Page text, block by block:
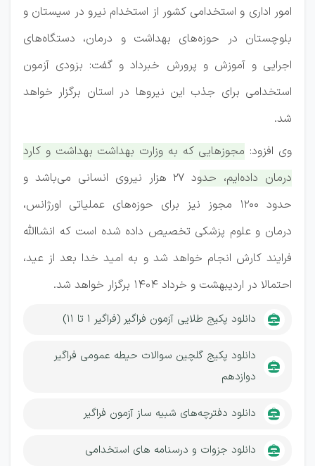
امور اداری و استخدامی کشور از استخدام نیرو در سیستان و
بلوچستان در حوزه‌های بهداشت و درمان، دستگاه‌های
اجرایی و آموزش و پرورش خبرداد و گفت: بزودی آزمون
استخدامی برای جذب این نیروها در استان برگزار خواهد
شد.
وی افزود: مجوزهایی که به وزارت بهداشت بهداشت و کارد
درمان داده‌ایم، حدود 27 هزار نیروی انسانی می‌باشد و
حدود 1200 مجوز نیز برای حوزه‌های عملیاتی اورژانس،
درمان و علوم پزشکی تخصیص داده شده است که انشاالله
فرایند کارش انجام خواهد شد و به امید خدا بعد از عید،
احتمالا در اردیبهشت و خرداد 1404 برگزار خواهد شد.
دانلود پکیج طلایی آزمون فراگیر (فراگیر 1 تا 11)
دانلود پکیج گلچین سوالات حیطه عمومی فراگیر
دوازدهم
دانلود دفترچه‌های شبیه ساز آزمون فراگیر
دانلود جزوات و درسنامه های استخدامی